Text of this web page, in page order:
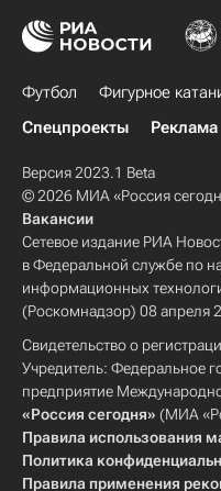
Футбол Фигурное
Спецпроекты
Реклама
Версия 2023.1 Beta
© 2026 МИА «Россия
Вакансии
Сетевое издание РИА
в Федеральной службе по
информационных
(Роскомнадзор) 08 апреля
Свидетельство о
Учредитель: Федеральное
предприятие
«Россия сегодня» (МИА
Правила использования
Политика
Правила применения